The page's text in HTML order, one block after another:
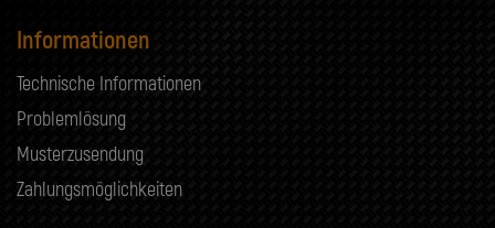
Informationen
Technische Informationen
Problemlösung
Musterzusendung
Zahlungsmöglichkeiten